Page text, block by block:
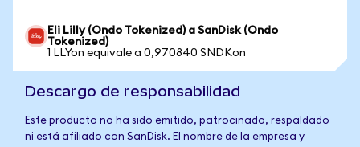
Eli Lilly (Ondo Tokenized) a SanDisk (Ondo
Tokenized)
1 LLYon equivale a 0,970840 SNDKon
Descargo de responsabilidad
Este producto no ha sido emitido, patrocinado, respaldado
ni está afiliado con SanDisk. El nombre de la empresa y